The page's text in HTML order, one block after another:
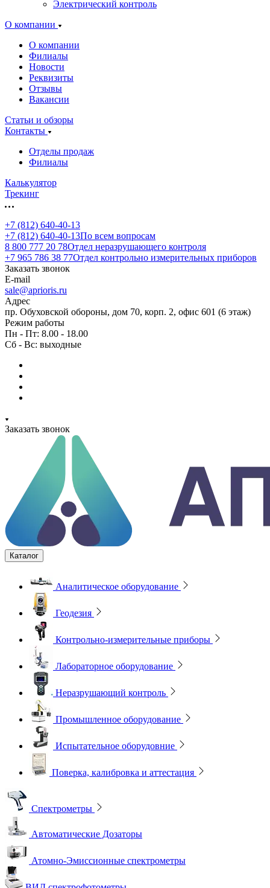
Электрический контроль
О компании
О компании
Филиалы
Новости
Реквизиты
Отзывы
Вакансии
Статьи и обзоры
Контакты
Отделы продаж
Филиалы
Калькулятор
Трекинг
+7 (812) 640-40-13
+7 (812) 640-40-13По всем вопросам
8 800 777 20 78Отдел неразрушающего контроля
+7 965 786 38 77Отдел контрольно измерительных приборов
Заказать звонок
E-mail
sale@aprioris.ru
Адрес
пр. Обуховской обороны, дом 70, корп. 2, офис 601 (6 этаж)
Режим работы
Пн - Пт: 8.00 - 18.00
Сб - Вс: выходные
Заказать звонок
Каталог
Аналитическое оборудование
Геодезия
Контрольно-измерительные приборы
Лабораторное оборудование
Неразрушающий контроль
Промышленное оборудование
Испытательное оборудовние
Поверка, калибровка и аттестация
Спектрометры
Автоматические Дозаторы
Атомно-Эмиссионные спектрометры